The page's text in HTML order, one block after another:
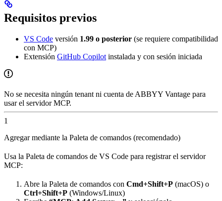
Requisitos previos
VS Code versión 1.99 o posterior (se requiere compatibilidad
con MCP)
Extensión GitHub Copilot instalada y con sesión iniciada
No se necesita ningún tenant ni cuenta de ABBYY Vantage para
usar el servidor MCP.
1
Agregar mediante la Paleta de comandos (recomendado)
Usa la Paleta de comandos de VS Code para registrar el servidor
MCP:
Abre la Paleta de comandos con Cmd+Shift+P (macOS) o
Ctrl+Shift+P (Windows/Linux)